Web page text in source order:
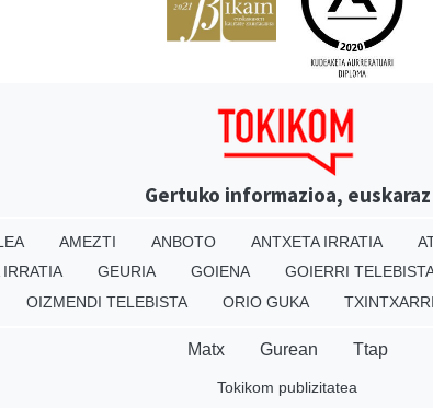
Gertuko informazioa, euskaraz
AMEZTI ANBOTO ANTXETA IRRATIA
IRRATIA GEURIA GOIENA GOIERRI
OIZMENDI TELEBISTA ORIO GUKA TXINTXARRI
Matx Gurean Ttap
Tokikom publizitatea